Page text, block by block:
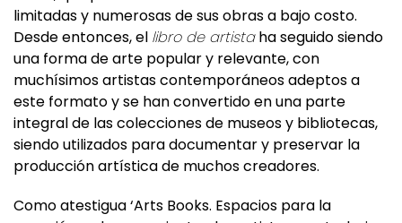
Desde entonces, ellibro de artistaha seguido siendo
una forma de arte popular y relevante, con
muchísimos artistas contemporáneos adeptos a
este formato y se han convertido en una parte
integral de las colecciones de museos y bibliotecas,
siendo utilizados para documentar y preservar la
producción artística de muchos creadores.
Como atestigua ‘Arts Books. Espacios para la
creación y el pensamiento», los artistas que trabajan